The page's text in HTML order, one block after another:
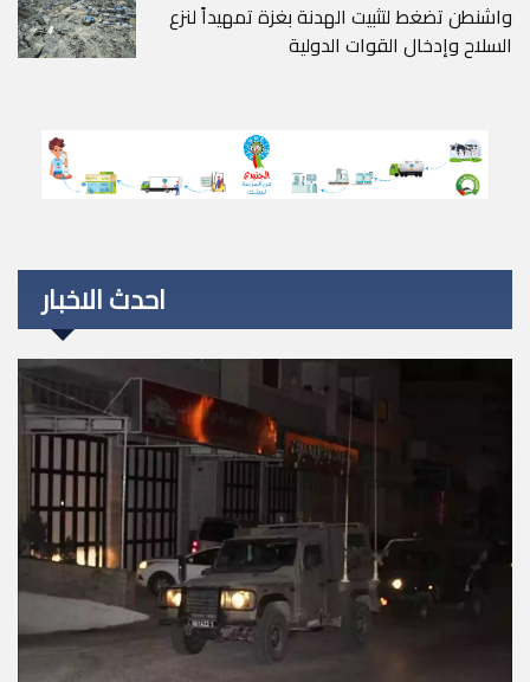
واشنطن تضغط لتثبيت الهدنة بغزة تمهيداً لنزع
السلاح وإدخال القوات الدولية
احدث الاخبار